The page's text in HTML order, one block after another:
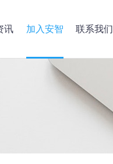
讯 加入安智 联系我们